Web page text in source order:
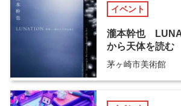
イベント
瀧本幹也
から天体を読む
茅ヶ崎市美術館